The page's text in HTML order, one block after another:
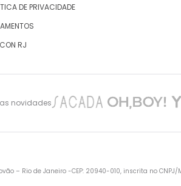
DE PRIVACIDADE
RJ
novidades
– Rio de Janeiro -CEP: 20940-010, inscrita no